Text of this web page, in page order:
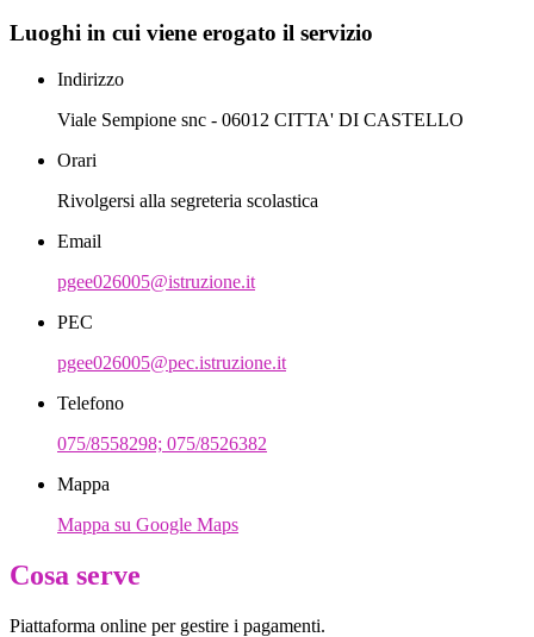
Luoghi in cui viene erogato il servizio
Indirizzo
Viale Sempione snc - 06012 CITTA' DI CASTELLO
Orari
Rivolgersi alla segreteria scolastica
Email
pgee026005@istruzione.it
PEC
pgee026005@pec.istruzione.it
Telefono
075/8558298; 075/8526382
Mappa
Mappa su Google Maps
Cosa serve
Piattaforma online per gestire i pagamenti.